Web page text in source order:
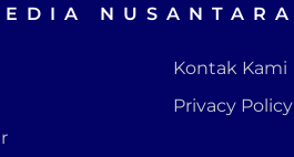
NUSANTARA
Kontak Kami
Privacy Policy